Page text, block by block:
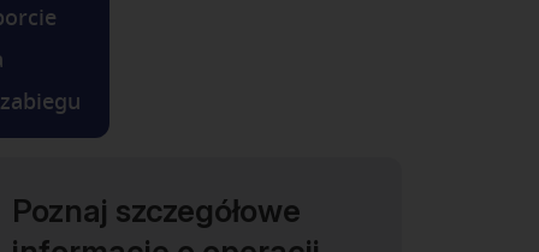
Poznaj szczegółowe